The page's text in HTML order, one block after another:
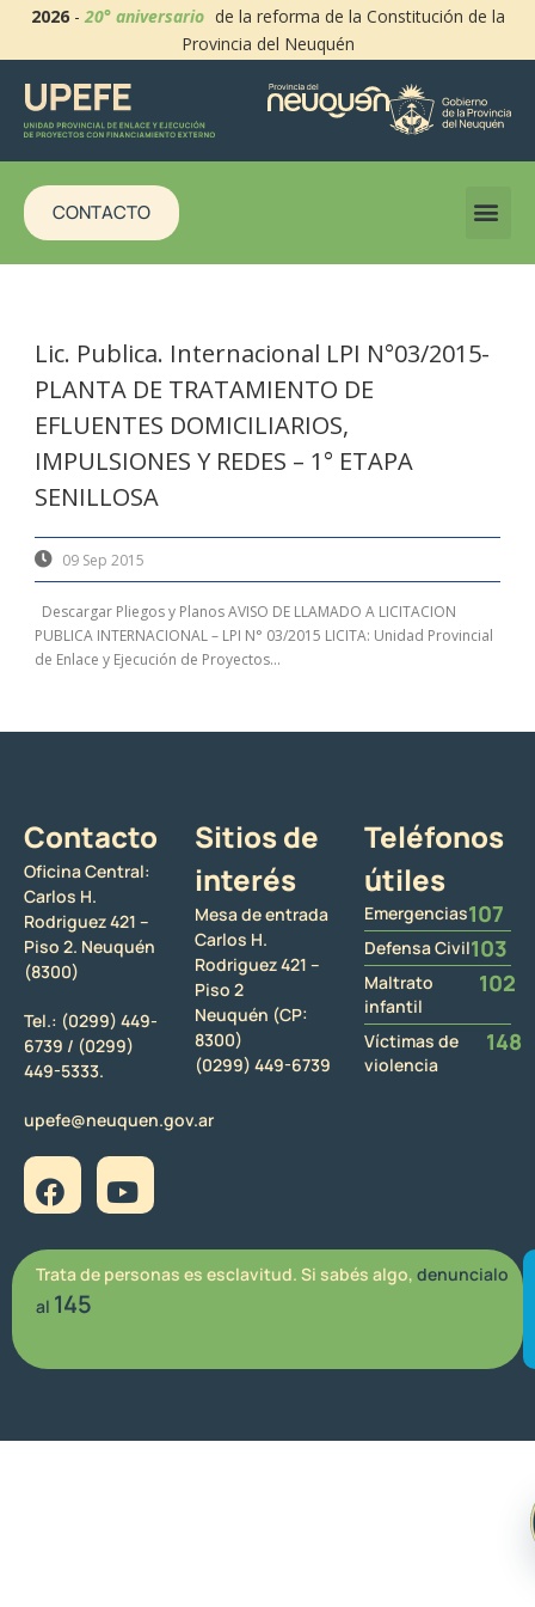
2026-20° aniversario de la reforma de la Constitución de la
Provincia del Neuquén
CONTACTO
Lic. Publica. Internacional LPI N°03/2015-
PLANTA DE TRATAMIENTO DE
EFLUENTES DOMICILIARIOS,
IMPULSIONES Y REDES – 1° ETAPA
SENILLOSA
09 Sep 2015
Descargar Pliegos y Planos AVISO DE LLAMADO A LICITACION
PUBLICA INTERNACIONAL – LPI N° 03/2015 LICITA: Unidad Provincial
de Enlace y Ejecución de Proyectos...
Contacto
Oficina Central:
Carlos H.
Rodriguez 421 –
Piso 2. Neuquén
(8300)
Tel.: (0299) 449-
6739 / (0299)
449-5333.
upefe@neuquen.gov.ar
Sitios de
interés
Mesa de entrada
Carlos H.
Rodriguez 421 –
Piso 2
Neuquén (CP:
8300)
(0299) 449-6739
Teléfonos
útiles
Emergencias107
Defensa Civil103
Maltrato
infantil
102
Víctimas de
violencia
148
Trata de personas es esclavitud. Si sabés algo, denuncialo
al 145